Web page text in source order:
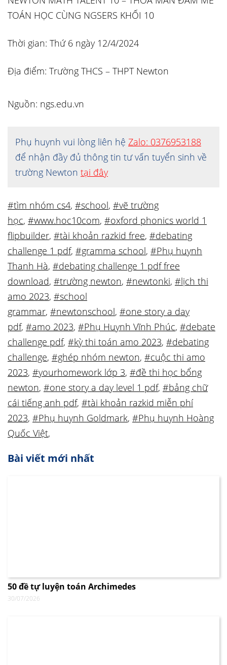
TOÁN HỌC CÙNG NGSERS KHỐI 10
Thời gian: Thứ 6 ngày 12/4/2024
Địa điểm: Trường THCS – THPT Newton
Nguồn: ngs.edu.vn
Phụ huynh vui lòng liên hệ Zalo: 0376953188
để nhận đầy đủ thông tin tư vấn tuyển sinh về
trường Newton tại đây
#tìm nhóm cs4, #school, #vẽ trường
học, #www.hoc10com, #oxford phonics world 1
flipbuilder, #tài khoản razkid free, #debating
challenge 1 pdf, #gramma school, #Phụ huynh
Thanh Hà, #debating challenge 1 pdf free
download, #trường newton, #newtonki, #lịch thi
amo 2023, #school
grammar, #newtonschool, #one story a day
pdf, #amo 2023, #Phụ Huynh Vĩnh Phúc, #debate
challenge pdf, #kỳ thi toán amo 2023, #debating
challenge, #ghép nhóm newton, #cuộc thi amo
2023, #yourhomework lớp 3, #đề thi học bổng
newton, #one story a day level 1 pdf, #bảng chữ
cái tiếng anh pdf, #tài khoản razkid miễn phí
2023, #Phụ huynh Goldmark, #Phụ huynh Hoàng
Quốc Việt,
Bài viết mới nhất
50 đề tự luyện toán Archimedes
30/07/2026